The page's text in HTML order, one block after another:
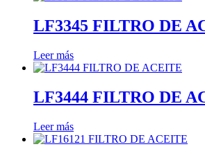
LF3345 FILTRO DE
Leer más
LF3444 FILTRO DE
Leer más